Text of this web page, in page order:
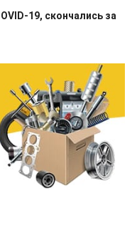
19, скончались за